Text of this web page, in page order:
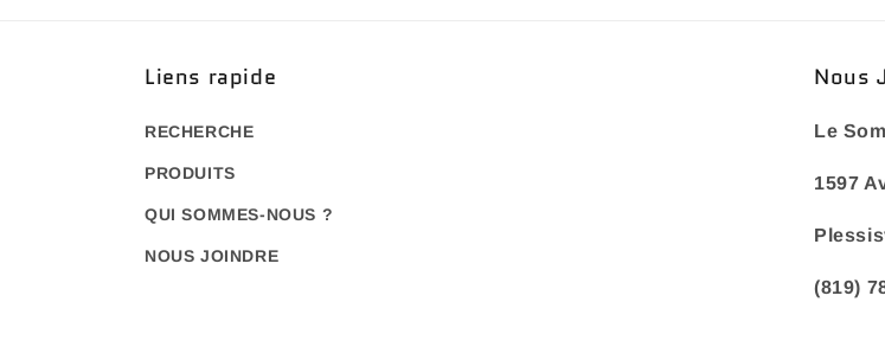
Liens rapide
RECHERCHE
PRODUITS
QUI SOMMES-NOUS ?
NOUS JOINDRE
Nous
Le
1597
(819)